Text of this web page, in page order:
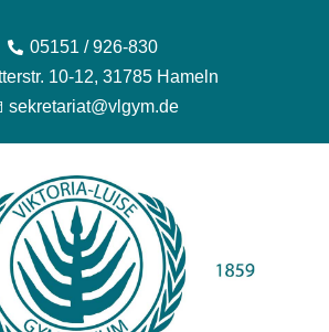
05151 / 926-830
10-12, 31785 Hameln
sekretariat@vlgym.de